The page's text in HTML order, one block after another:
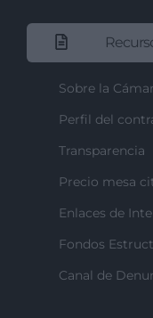
Sobre la
Perfil del
Transparencia
Precio mesa
Enlaces de
Fondos
Canal de